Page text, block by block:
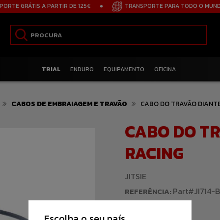
GRÁTIS A PARTIR DE 125€ TRANSPORTE PARA TODO O MUNDO
TRIAL ENDURO EQUIPAMENTO OFICINA
CABOS DE EMBRAIAGEM E TRAVÃO CABO DO TRAVÃO
CABO DO
RACING
JITSIE
REFERÊNCIA:Part#JI714-